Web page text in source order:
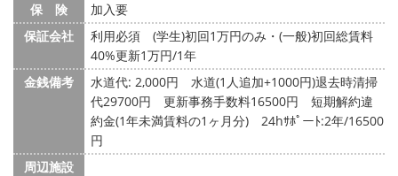
保 険
加入要
保証会社
利用必須 (学生)初回1万円のみ・(一般)初回総賃料
40%更新1万円/1年
金銭備考
水道代: 2,000円
水道(1人追加+1000円)退去時清掃
代29700円 更新事務手数料16500円 短期解約違
約金(1年未満賃料の1ヶ月分) 24hｻﾎﾟーﾄ:2年/16500
円
周辺施設